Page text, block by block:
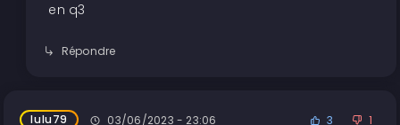
en q3
Répondre
lulu79 03/06/2023 - 23:06 3 1